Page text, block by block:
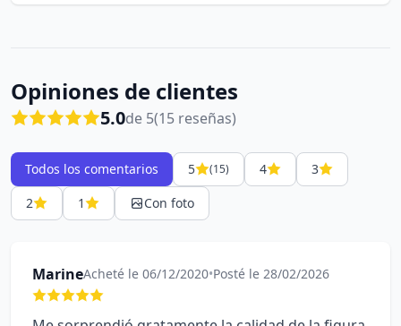
Opiniones de clientes
5.0de 5(15 reseñas)
Todos los comentarios 5 (15) 4
3
2
1 Con foto
MarineAcheté le 06/12/2020•Posté le 28/02/2026